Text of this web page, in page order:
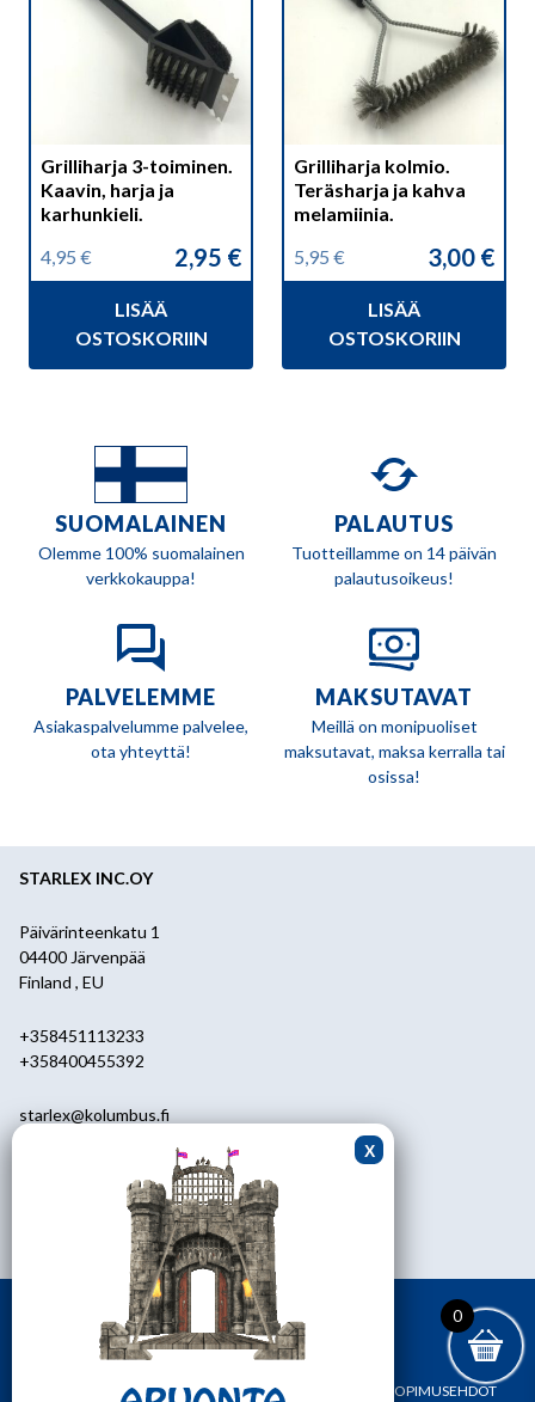
Grilliharja 3-toiminen.
Kaavin, harja ja
karhunkieli.
4,95 €
Alkuperäinen
4,95 €.
2,95 €
Nykyinen
2,95 €.
LISÄÄ
OSTOSKORIIN
Grilliharja kolmio.
Teräsharja ja kahva
melamiinia.
5,95 €
Alkuperäinen
5,95 €.
3,00 €
Nykyinen
3,00 €.
LISÄÄ
OSTOSKORIIN
SUOMALAINEN
Olemme 100% suomalainen
verkkokauppa!
PALAUTUS
Tuotteillamme on 14 päivän
palautusoikeus!
PALVELEMME
Asiakaspalvelumme palvelee,
ota yhteyttä!
MAKSUTAVAT
Meillä on monipuoliset
maksutavat, maksa kerralla tai
osissa!
STARLEX INC.OY
Päivärinteenkatu 1
04400 Järvenpää
Finland , EU
+358451113233
+358400455392
starlex@kolumbus.fi
ark.klo 08.30-17.00
YHTEYSTIEDOT OMA TILI TILAUS- JA SOPIMUSEHDOT
0